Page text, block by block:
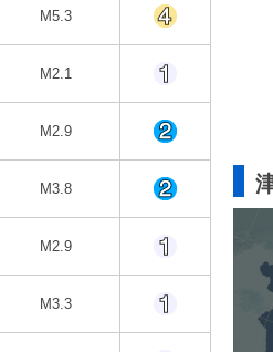
M5.3
M2.1
M2.9
M3.8
M2.9
M3.3